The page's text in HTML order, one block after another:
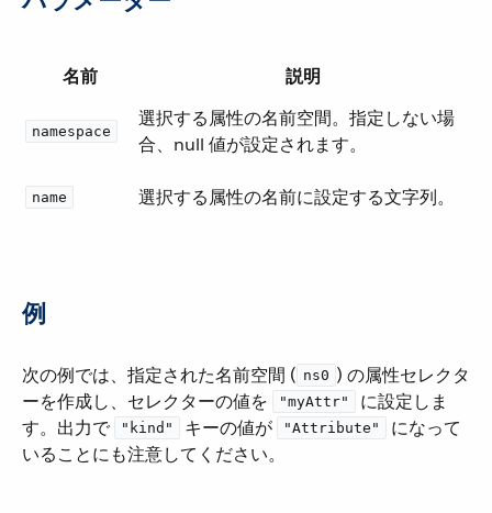
名前 説明
namespace
選択する属性の名前空間。指定しない場
合、null 値が設定されます。
name 選択する属性の名前に設定する文字列。
例
次の例では、指定された名前空間 (​ ns0 ​) の属性セレクタ
ーを作成し、セレクターの値を ​
"myAttr"
​ に設定しま
す。出力で ​
"kind" ​ キーの値が ​ "Attribute"
​ になって
いることにも注意してください。